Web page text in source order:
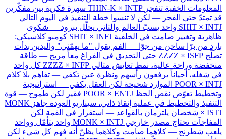
المعلومات الخفية تنفجر THIN-K × INTP سهرة فكرية بين مفكّرين
قد تمتدّ حتى الفجر — لكن لا تنسوا خطة التنفيذ في اليوم التالي
SHIT × INTJ واحد يسبّ العالم والثاني يحلّل ببرود — شكوى
ظاهرية وتغيير صامت في الخلفية SHIT × INFJ كومبو كلاسيكي:
بارد من برّا ساخن من جوّا — الفم يقول "ما يهمّني" واليدين بدأت
تصلّح ZZZZ × ISFP حتى التحديق في الفراغ معاً مريح — طاقة
منخفضة وراحة عالية، نمط تعايش مثالي ZZZZ × INFP كل واحد
في شغله، أحياناً يرفعون رأسهم ونظرة عين تكفي — تفاهم بلا كلام
POOR × INTJ الموارد شحيحة لكن العقل يكفي — استراتيجية
وتخطيط تعوّض نقص الحظ POOR × ENTJ فقير لكن طموح — قوة
التنفيذ والتخطيط في عملية إنقاذ ذاتي، سيناريو العودة جاهز MONK
× ISTJ شخصان يلتزمان بالقواعد — استقرار في القمة لكن
المفاجآت تحتاج مصدر خارجي MONK × INTJ واحد يتأمّل وواحد
يلعب شطرنج — كلاهما صامت وكلاهما يظنّ أنه فهم كل شيء لكن